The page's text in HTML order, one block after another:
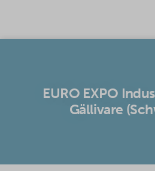
EURO EXPO
Gällivare